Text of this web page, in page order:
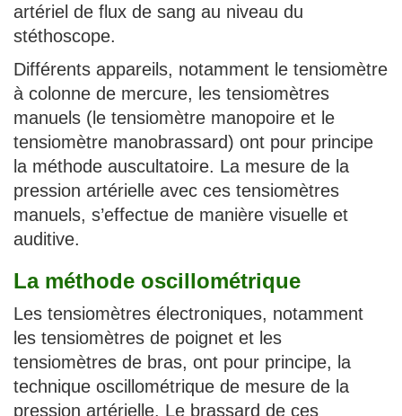
artériel de flux de sang au niveau du
stéthoscope.
Différents appareils, notamment le tensiomètre
à colonne de mercure, les tensiomètres
manuels (le tensiomètre manopoire et le
tensiomètre manobrassard) ont pour principe
la méthode auscultatoire. La mesure de la
pression artérielle avec ces tensiomètres
manuels, s’effectue de manière visuelle et
auditive.
La méthode oscillométrique
Les tensiomètres électroniques, notamment
les tensiomètres de poignet et les
tensiomètres de bras, ont pour principe, la
technique oscillométrique de mesure de la
pression artérielle. Le brassard de ces